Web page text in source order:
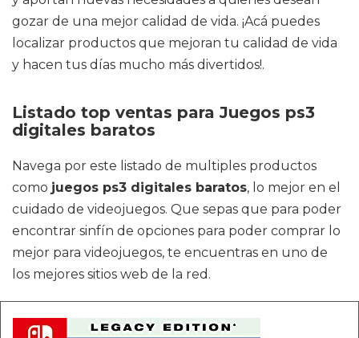
gozar de una mejor calidad de vida. ¡Acá puedes
localizar productos que mejoran tu calidad de vida
y hacen tus días mucho más divertidos!.
Listado top ventas para Juegos ps3
digitales baratos
Navega por este listado de multiples productos
como juegos ps3 digitales baratos, lo mejor en el
cuidado de videojuegos. Que sepas que para poder
encontrar sinfín de opciones para poder comprar lo
mejor para videojuegos, te encuentras en uno de
los mejores sitios web de la red.